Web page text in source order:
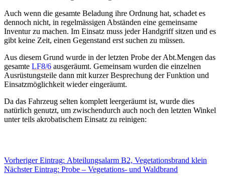
Auch wenn die gesamte Beladung ihre Ordnung hat, schadet es
dennoch nicht, in regelmässigen Abständen eine gemeinsame
Inventur zu machen. Im Einsatz muss jeder Handgriff sitzen und es
gibt keine Zeit, einen Gegenstand erst suchen zu müssen.
Aus diesem Grund wurde in der letzten Probe der Abt.Mengen das
gesamte LF8/6 ausgeräumt. Gemeinsam wurden die einzelnen
Ausrüstungsteile dann mit kurzer Besprechung der Funktion und
Einsatzmöglichkeit wieder eingeräumt.
Da das Fahrzeug selten komplett leergeräumt ist, wurde dies
natürlich genutzt, um zwischendurch auch noch den letzten Winkel
unter teils akrobatischem Einsatz zu reinigen:
Beitragsnavigation
Vorheriger Eintrag: Vorheriger
Eintrag:
Abteilungsalarm B2, Vegetationsbrand klein
Nächster Eintrag: Nächster
Probe – Vegetations- und Waldbrand